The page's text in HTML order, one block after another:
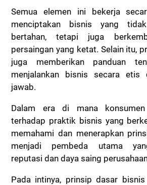
Semua elemen ini bekerja
menciptakan bisnis yang
bertahan, tetapi juga
persaingan yang ketat. Selain itu,
juga memberikan panduan
menjalankan bisnis secara etis
jawab.
Dalam era di mana
terhadap praktik bisnis yang
memahami dan menerapkan
menjadi pembeda utama
reputasi dan daya saing
Pada intinya, prinsip dasar